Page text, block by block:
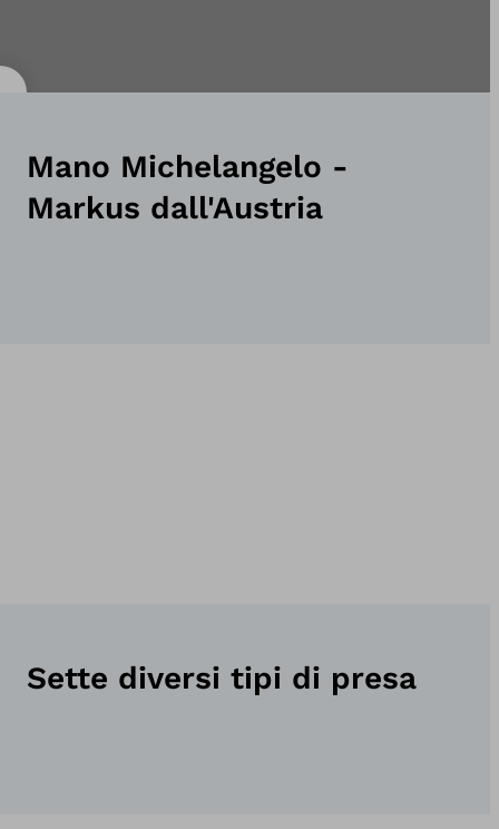
Mano Michelangelo -
Markus dall'Austria
Sette diversi tipi di presa